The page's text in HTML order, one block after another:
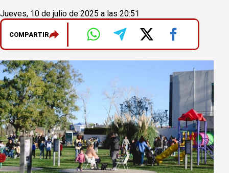
Jueves, 10 de julio de 2025 a las 20:51
COMPARTIR